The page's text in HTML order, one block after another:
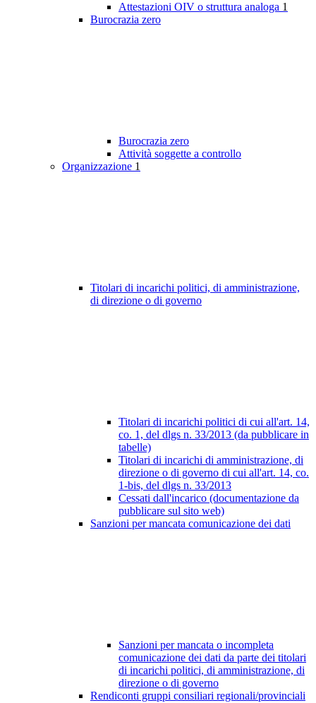
Attestazioni OIV o struttura analoga 1
Burocrazia zero
Burocrazia zero
Attività soggette a controllo
Organizzazione 1
Titolari di incarichi politici, di amministrazione,
di direzione o di governo
Titolari di incarichi politici di cui all'art. 14,
co. 1, del dlgs n. 33/2013 (da pubblicare in
tabelle)
Titolari di incarichi di amministrazione, di
direzione o di governo di cui all'art. 14, co.
1-bis, del dlgs n. 33/2013
Cessati dall'incarico (documentazione da
pubblicare sul sito web)
Sanzioni per mancata comunicazione dei dati
Sanzioni per mancata o incompleta
comunicazione dei dati da parte dei titolari
di incarichi politici, di amministrazione, di
direzione o di governo
Rendiconti gruppi consiliari regionali/provinciali